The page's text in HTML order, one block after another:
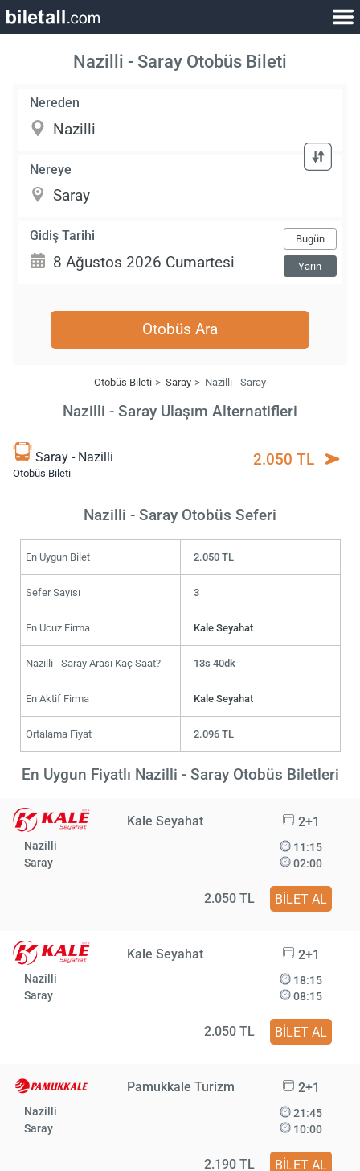
Nazilli - Saray Otobüs Bileti
Nereden
Nereye
Gidiş Tarihi Bugün
Yarın
Otobüs Ara
Otobüs Bileti Saray Nazilli - Saray
Nazilli - Saray Ulaşım Alternatifleri
Saray - Nazilli
Otobüs Bileti
2.050 TL
Nazilli - Saray Otobüs Seferi
En Uygun Bilet 2.050 TL
Sefer Sayısı 3
En Ucuz Firma Kale Seyahat
Nazilli - Saray Arası Kaç Saat? 13s 40dk
En Aktif Firma Kale Seyahat
Ortalama Fiyat 2.096 TL
En Uygun Fiyatlı Nazilli - Saray Otobüs Biletleri
Kale Seyahat 2+1
Nazilli
Saray
11:15
02:00
2.050 TL BİLET AL
Kale Seyahat 2+1
Nazilli
Saray
18:15
08:15
2.050 TL BİLET AL
Pamukkale Turizm 2+1
Nazilli
Saray
21:45
10:00
2.190 TL BİLET AL